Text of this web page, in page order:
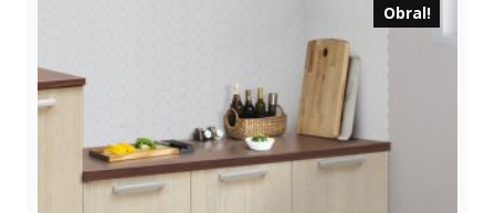
Obral!